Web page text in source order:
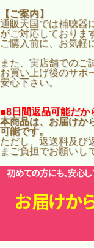
【ご案内】
通販天国では補聴器
がご対応しておりま
ご購入前に、お気軽
また、実店舗でのご
お買い上げ後のサポ
安心下さい。
■8日間返品可能だか
本商品は、お届けか
可能です。
ただし、返送料及び
まご負担でお願いし